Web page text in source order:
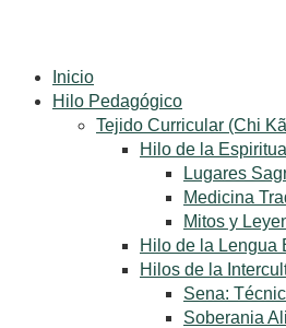
Inicio
Hilo Pedagógico
Tejido Curricular (Chi
Hilo de la
Lugares
Medicina
Mitos y
Hilo de la Lengua
Hilos de la
Sena:
Soberania